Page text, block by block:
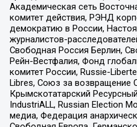
Академическая сеть
комитет действия, РЭНД
демократию в России,
журналистов-
Свободная Россия Берлин,
Рейн-Вестфалия, Фонд
комитет России, Russie-
Libres, Союз за возвращение
Крымскотатарский
IndustriALL, Russian Election
медиа, Федерация